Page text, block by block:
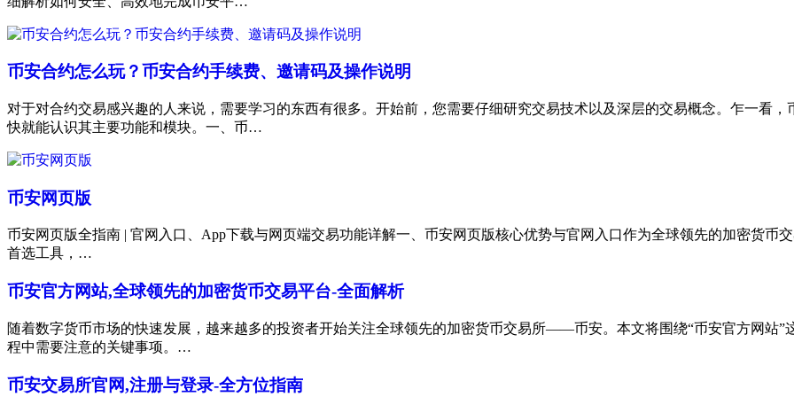
币安合约怎么玩？币安合约手续费、邀请码及操作说明
对于对合约交易感兴趣的人来说，需要学习的东西有很多。开始前，您需要仔细研究交易技术以及深层的交易概念。乍一看
快就能认识其主要功能和模块。一、币…
币安网页版
币安网页版全指南 | 官网入口、App下载与网页端交易功能详解一、币安网页版核心优势与官网入口‌作为全球领先的加密货币
首选工具，…
币安官方网站,全球领先的加密货币交易平台-全面解析
随着数字货币市场的快速发展，越来越多的投资者开始关注全球领先的加密货币交易所——币安。本文将围绕“币安官方网站
程中需要注意的关键事项。…
币安交易所官网,注册与登录-全方位指南